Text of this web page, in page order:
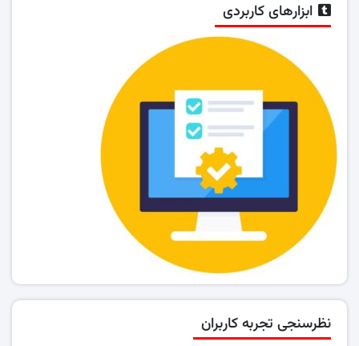
ابزارهای کاربردی
نظرسنجی تجربه کاربران